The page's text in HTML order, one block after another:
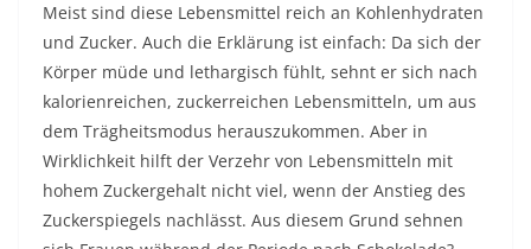
Meist sind diese Lebensmittel reich an Kohlenhydraten
und Zucker. Auch die Erklärung ist einfach: Da sich der
Körper müde und lethargisch fühlt, sehnt er sich nach
kalorienreichen, zuckerreichen Lebensmitteln, um aus
dem Trägheitsmodus herauszukommen. Aber in
Wirklichkeit hilft der Verzehr von Lebensmitteln mit
hohem Zuckergehalt nicht viel, wenn der Anstieg des
Zuckerspiegels nachlässt. Aus diesem Grund sehnen